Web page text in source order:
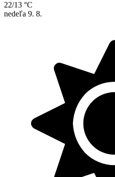
22/13 °C
nedeľa 9. 8.